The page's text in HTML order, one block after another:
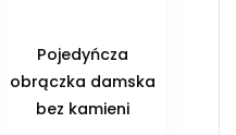
Pojedyńcza
obrączka damska
bez kamieni